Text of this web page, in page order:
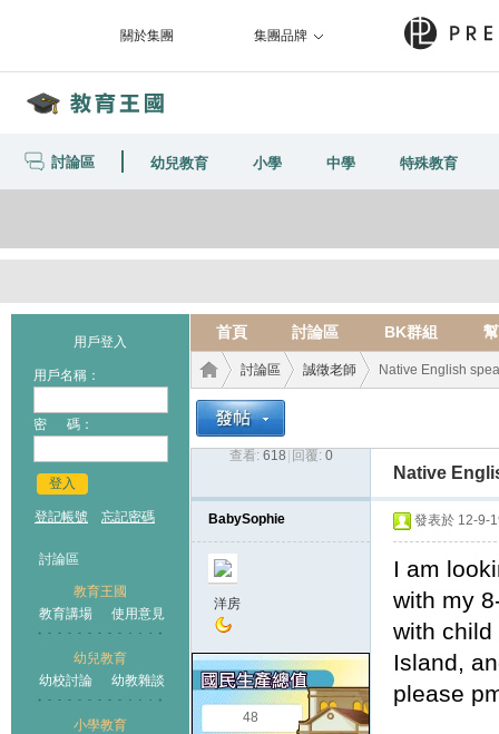
關於集團 集團品牌
討論區 幼兒教育 小學 中學 特殊教育
用戶登入
用戶名稱：
密 碼：
登入
登記帳號 忘記密碼
討論區
教育王國
教育講場
使用意見
幼兒教育
幼校討論
幼教雜談
小學教育
首頁 討論區 BK群組
王國
討論區
›
誠徵老師 Native English
查看: 618 回覆: 0
Native
BabySophie
洋房
48
發表於 12-9-
I am
with my
with
Island,
please